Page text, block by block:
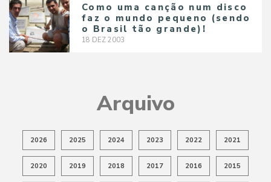
Como uma canção num disco
faz o mundo pequeno (sendo
o Brasil tão grande)!
18 DEZ 2003
Arquivo
2026 2025 2024 2023 2022 2021
2020 2019 2018 2017 2016 2015